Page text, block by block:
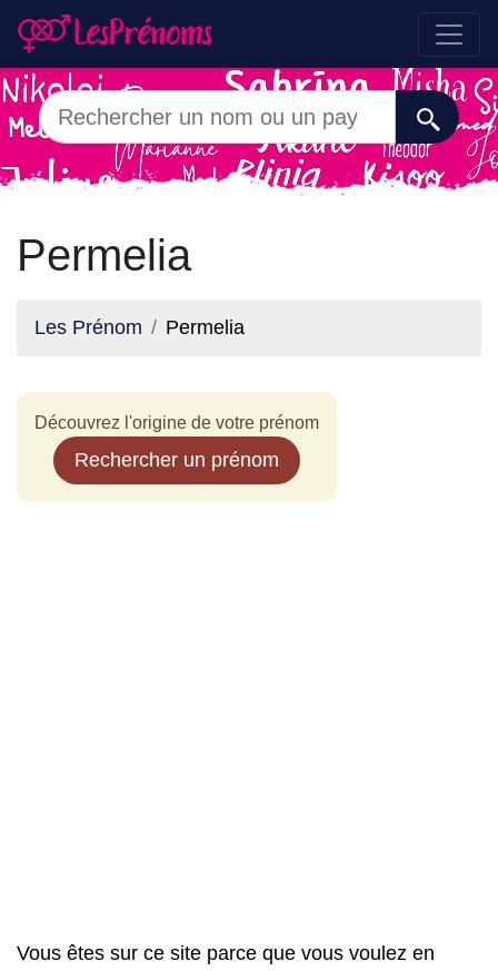
Permelia
Les Prénom Permelia
Découvrez l'origine de votre prénom
Rechercher un prénom
Vous êtes sur ce site parce que vous voulez en